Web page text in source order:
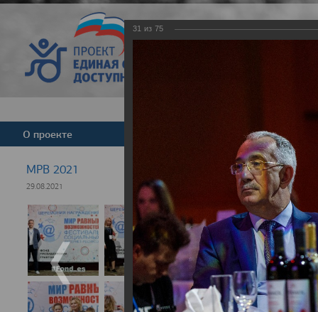
Версия для
О проекте Новости
МРВ 2021
29.08.2021
31 из 75